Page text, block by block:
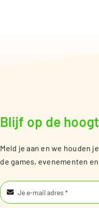
Blijf op de
Meld je aan en we houden
de games, evenementen